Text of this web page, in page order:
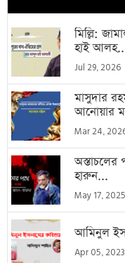
মিল্লি:
হাই
Jul 29, 2026
মাসুদার
আনোয়ার
Mar 24,
অস্তাচলের
হারুন...
May 17, 2025
আমিনুল
Apr 05, 2023